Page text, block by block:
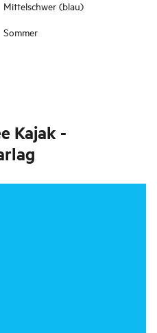
Mittelschwer (blau)
Sommer
Kajak -